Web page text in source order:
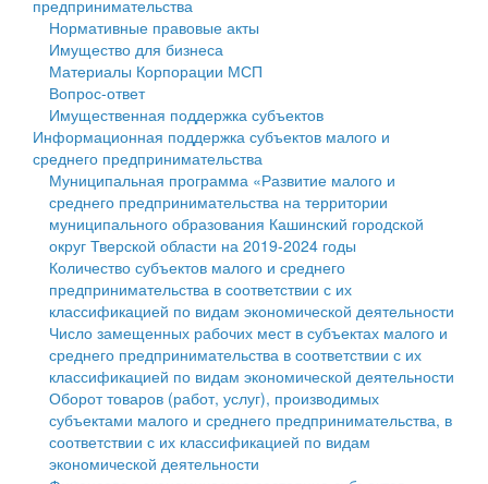
Государственные услуги
Промышленность и АПК
Экономика и бизнес
...
Символика
Устав
Гостям округа
Туризм
Культура
Образование
Здравоохранение
Социальная защита
Фотоальбом
муниципального округа Тверской области
Администрация Кашинского муниципального округа
Тверской области
Управление сельскими территориями
Открытые данные
Работа с обращениями граждан
Муниципальный контроль
Муниципальные услуги
Проекты административных регламентов
Антимонопольный комплаенс
Противодействие коррупции
Финансовое управление
Бюджет для граждан
Имущество
Выявление правообладателей ранее учтенных
объектов недвижимости
Имущественная поддержка субъектов малого и
среднего предпринимательства
Информационная поддержка субъектов малого и
среднего предпринимательства
Муниципальные программы
Контрольно-счетная палата
предпринимательства
Нормативные правовые акты
Имущество для бизнеса
Материалы Корпорации МСП
Вопрос-ответ
Имущественная поддержка субъектов
Информационная поддержка субъектов малого и
среднего предпринимательства
Муниципальная программа «Развитие малого и
среднего предпринимательства на территории
муниципального образования Кашинский городской
округ Тверской области на 2019-2024 годы
Количество субъектов малого и среднего
предпринимательства в соответствии с их
классификацией по видам экономической деятельности
Число замещенных рабочих мест в субъектах малого и
среднего предпринимательства в соответствии с их
классификацией по видам экономической деятельности
Оборот товаров (работ, услуг), производимых
субъектами малого и среднего предпринимательства, в
соответствии с их классификацией по видам
экономической деятельности